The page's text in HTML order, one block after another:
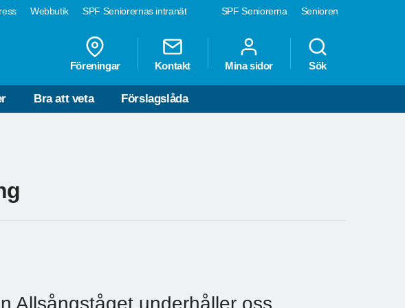
SPF Seniorerna Senioren
Webbutik SPF Seniorernas intranät
Föreningar Kontakt Mina sidor Sök
Bra att veta Förslagslåda
Allsångståget underhåller oss